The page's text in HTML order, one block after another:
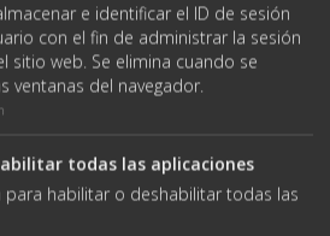
CONTACTO
UN EMAIL
e identificar el ID de sesión
con el fin de administrar la sesión
sitio web. Se elimina cuando se
ventanas del navegador.
todas las aplicaciones
habilitar o deshabilitar todas las